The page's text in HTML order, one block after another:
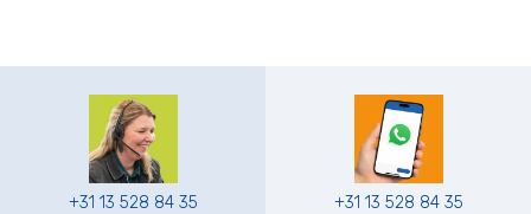
+31 13 528 84 35 +31 13 528 84 35